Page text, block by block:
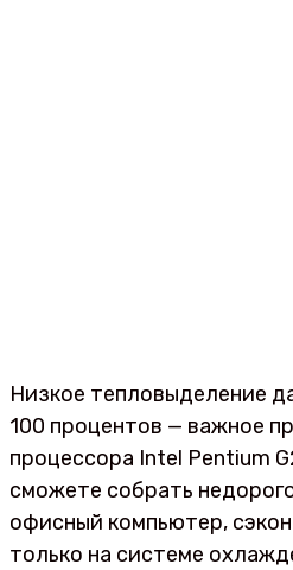
Низкое тепловыделение
100 процентов — важное
процессора Intel Pentium
сможете собрать
офисный компьютер,
только на системе